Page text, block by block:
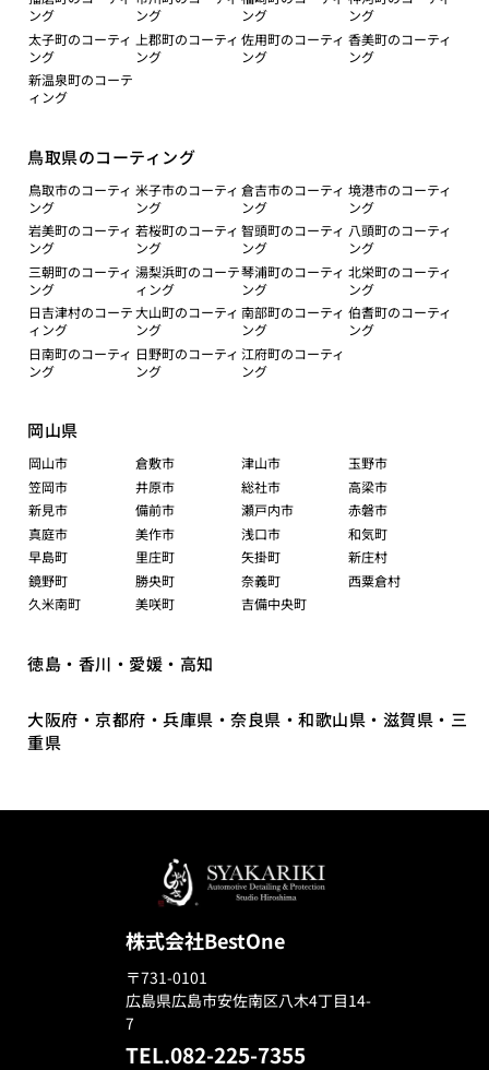
ング
ング
ング
ング
太子町のコーティ
ング
上郡町のコーティ
ング
佐用町のコーティ
ング
香美町のコーティ
ング
新温泉町のコーテ
ィング
鳥取県のコーティング
鳥取市のコーティ
ング
米子市のコーティ
ング
倉吉市のコーティ
ング
境港市のコーティ
ング
岩美町のコーティ
ング
若桜町のコーティ
ング
智頭町のコーティ
ング
八頭町のコーティ
ング
三朝町のコーティ
ング
湯梨浜町のコーテ
ィング
琴浦町のコーティ
ング
北栄町のコーティ
ング
日吉津村のコーテ
ィング
大山町のコーティ
ング
南部町のコーティ
ング
伯耆町のコーティ
ング
日南町のコーティ
ング
日野町のコーティ
ング
江府町のコーティ
ング
岡山県
岡山市 倉敷市 津山市
玉野市
笠岡市
井原市 総社市
高梁市
新見市
備前市 瀬戸内市
赤磐市
真庭市
美作市 浅口市
和気町
早島町
里庄町 矢掛町
新庄村
鏡野町
勝央町 奈義町
西粟倉村
久米南町
美咲町 吉備中央町
徳島・香川・愛媛・高知
大阪府・京都府・兵庫県・奈良県・和歌山県・滋賀県・三
重県
株式会社BestOne
〒731-0101
広島県広島市安佐南区八木4丁目14-
7
TEL.082-225-7355